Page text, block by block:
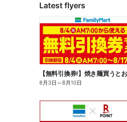
Latest flyers
8月3日 ～8月10日